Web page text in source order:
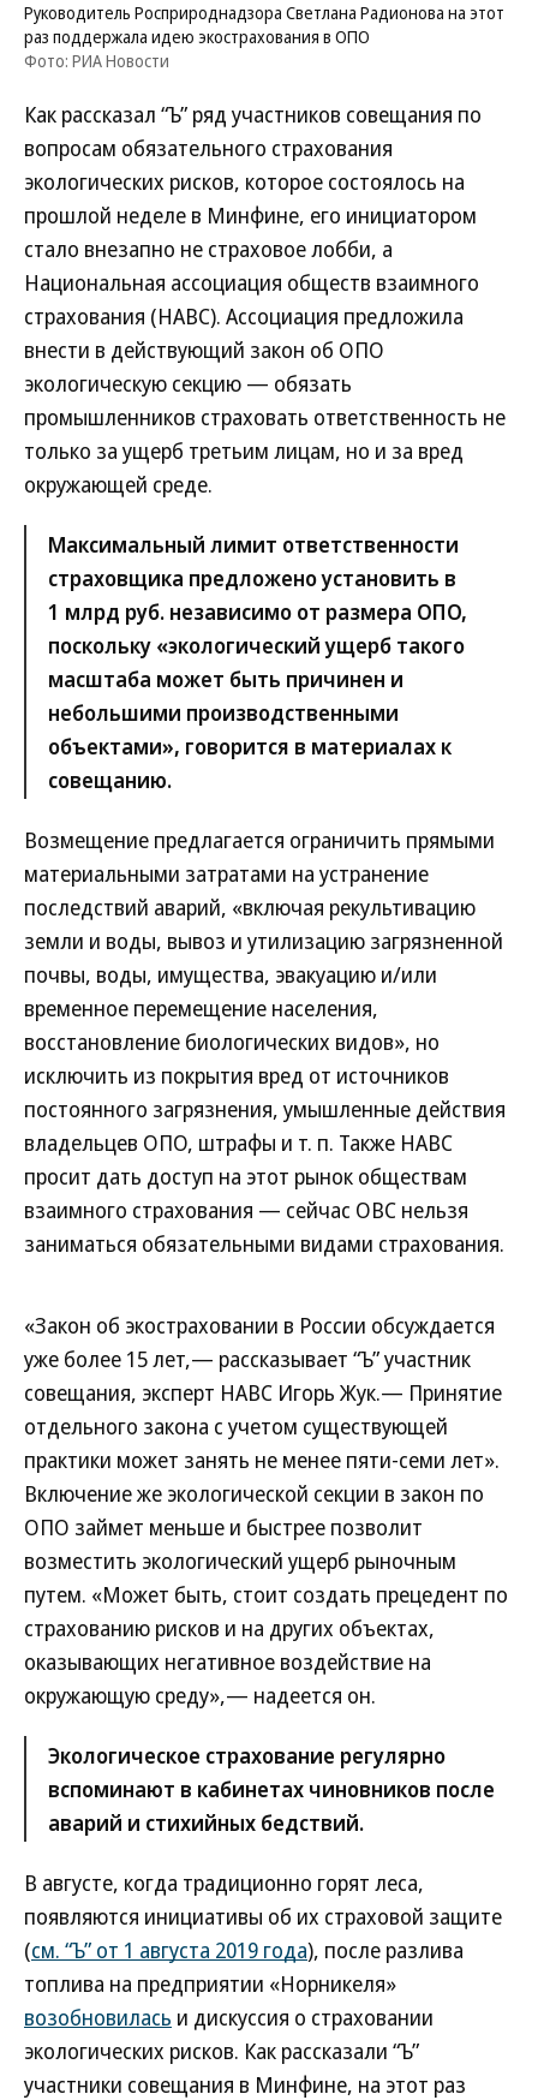
Руководитель Росприроднадзора Светлана Радионова на этот
раз поддержала идею экострахования в ОПО
Фото: РИА Новости
Как рассказал “Ъ” ряд участников совещания по
вопросам обязательного страхования
экологических рисков, которое состоялось на
прошлой неделе в Минфине, его инициатором
стало внезапно не страховое лобби, а
Национальная ассоциация обществ взаимного
страхования (НАВС). Ассоциация предложила
внести в действующий закон об ОПО
экологическую секцию — обязать
промышленников страховать ответственность не
только за ущерб третьим лицам, но и за вред
окружающей среде.
Максимальный лимит ответственности
страховщика предложено установить в
1 млрд руб. независимо от размера ОПО,
поскольку «экологический ущерб такого
масштаба может быть причинен и
небольшими производственными
объектами», говорится в материалах к
совещанию.
Возмещение предлагается ограничить прямыми
материальными затратами на устранение
последствий аварий, «включая рекультивацию
земли и воды, вывоз и утилизацию загрязненной
почвы, воды, имущества, эвакуацию и/или
временное перемещение населения,
восстановление биологических видов», но
исключить из покрытия вред от источников
постоянного загрязнения, умышленные действия
владельцев ОПО, штрафы и т. п. Также НАВС
просит дать доступ на этот рынок обществам
взаимного страхования — сейчас ОВС нельзя
заниматься обязательными видами страхования.
«Закон об экостраховании в России обсуждается
уже более 15 лет,— рассказывает “Ъ” участник
совещания, эксперт НАВС Игорь Жук.— Принятие
отдельного закона с учетом существующей
практики может занять не менее пяти-семи лет».
Включение же экологической секции в закон по
ОПО займет меньше и быстрее позволит
возместить экологический ущерб рыночным
путем. «Может быть, стоит создать прецедент по
страхованию рисков и на других объектах,
оказывающих негативное воздействие на
окружающую среду»,— надеется он.
Экологическое страхование регулярно
вспоминают в кабинетах чиновников после
аварий и стихийных бедствий.
В августе, когда традиционно горят леса,
появляются инициативы об их страховой защите
(см. “Ъ” от 1 августа 2019 года), после разлива
топлива на предприятии «Норникеля»
возобновилась и дискуссия о страховании
экологических рисков. Как рассказали “Ъ”
участники совещания в Минфине, на этот раз